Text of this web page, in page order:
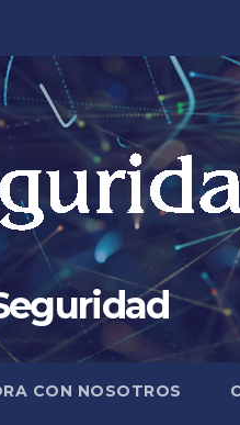
CON NOSOTROS